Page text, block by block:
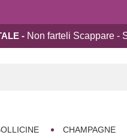
- Non farteli Scappare -
CHAMPAGNE